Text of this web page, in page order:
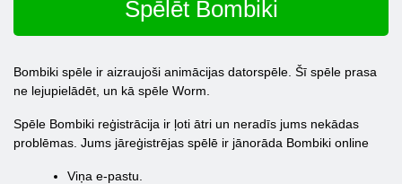
Spēlēt Bombiki
Bombiki spēle ir aizraujoši animācijas datorspēle. Šī spēle prasa
ne lejupielādēt, un kā spēle Worm.
Spēle Bombiki reģistrācija ir ļoti ātri un neradīs jums nekādas
problēmas. Jums jāreģistrējas spēlē ir jānorāda Bombiki online
Viņa e-pastu.